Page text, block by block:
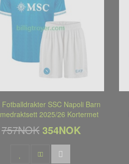
Fotballdrakter SSC Napoli Barn
2025/26 Kortermet
757NOK 354NOK